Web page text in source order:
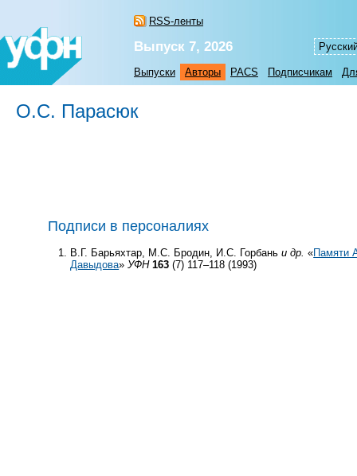
RSS-ленты
Выпуск 7, 2026
Выпуски Авторы PACS Подписчикам
О.С. Парасюк
Подписи в персоналиях
В.Г. Барьяхтар, М.С. Бродин, И.С. Горбаньи др. «Памяти
Давыдова»УФН 163 (7) 117–118 (1993)